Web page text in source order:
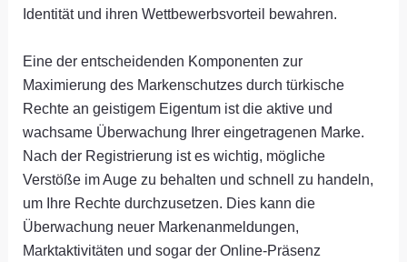
Identität und ihren Wettbewerbsvorteil bewahren.
Eine der entscheidenden Komponenten zur
Maximierung des Markenschutzes durch türkische
Rechte an geistigem Eigentum ist die aktive und
wachsame Überwachung Ihrer eingetragenen Marke.
Nach der Registrierung ist es wichtig, mögliche
Verstöße im Auge zu behalten und schnell zu handeln,
um Ihre Rechte durchzusetzen. Dies kann die
Überwachung neuer Markenanmeldungen,
Marktaktivitäten und sogar der Online-Präsenz